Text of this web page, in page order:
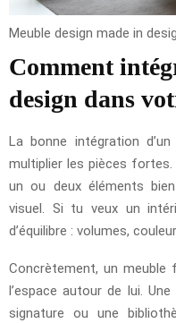
Meuble design made in
Comment
design dans
La bonne intégration
multiplier les pièces
un ou deux éléments
visuel. Si tu veux un
d’équilibre : volumes,
Concrètement, un
l’espace autour de lui.
signature ou une